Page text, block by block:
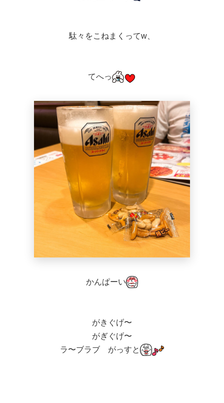
駄々をこねまくってw、
てへっ
かんぱーい
がきぐげ〜
がぎぐげ〜
ラ〜ブラブ がっすと